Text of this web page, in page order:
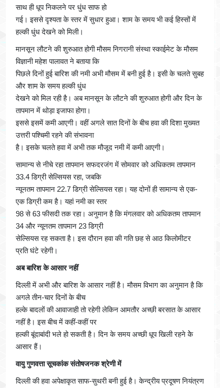
साथ ही धूप निकलने पर धुंध साफ हो
गई। इससे दृश्यता के स्तर में सुधार हुआ। शाम के समय भी कई हिस्सों में
हल्की धुंध देखने को मिली।
मानसून लौटने की शुरुआत होगी मौसम निगरानी संस्था स्काईमेट के मौसम
विज्ञानी महेश पालावत ने बताया कि
पिछले दिनों हुई बारिश की नमी अभी मौसम में बनी हुई है। इसी के चलते सुबह
और शाम के समय हल्की धुंध
देखने को मिल रही है। अब मानसून के लौटने की शुरुआत होगी और दिन के
तापमान में थोड़ा इजाफा होगा।
इससे इसमें कमी आएगी। वहीं अगले सात दिनों के बीच हवा की दिशा मुख्यत
उत्तरी पश्चिमी रहने की संभावना
है। इसके चलते हवा में अभी तक मौजूद नमी में कमी आएगी।
सामान्य से नीचे रहा तापमान सफदरजंग में सोमवार को अधिकतम तापमान
33.4 डिग्री सेल्सियस रहा, जबकि
न्यूनतम तापमान 22.7 डिग्री सेल्सियस रहा। यह दोनों ही सामान्य से एक-
एक डिग्री कम है। यहां नमी का स्तर
98 से 63 फीसदी तक रहा। अनुमान है कि मंगलवार को अधिकतम तापमान
34 और न्यूनतम तापमान 23 डिग्री
सेल्सियस रह सकता है। इस दौरान हवा की गति छह से आठ किलोमीटर
प्रति घंटे रहेगी।
अब बारिश के आसार नहीं
दिल्ली में अभी और बारिश के आसार नहीं है। मौसम विभाग का अनुमान है कि
अगले तीन-चार दिनों के बीच
हल्के बादलों की आवाजाही तो रहेगी लेकिन आमतौर अच्छी बरसात के आसार
नहीं है। इस बीच में कहीं-कहीं पर
हल्की बूंदाबांदी भले हो सकती है। दिन के समय अच्छी धूप खिली रहने केे
आसार हैं।
वायु गुणवत्ता सूचकांक संतोषजनक श्रेणी में
दिल्ली की हवा अपेक्षाकृत साफ-सुथरी बनी हुई है। केन्द्रीय प्रदूषण नियंत्रण